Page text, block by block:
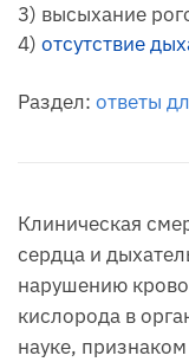
3) высыхание
4) отсутствие
Раздел: ответы
Клиническая
сердца и
нарушению
кислорода в
науке,